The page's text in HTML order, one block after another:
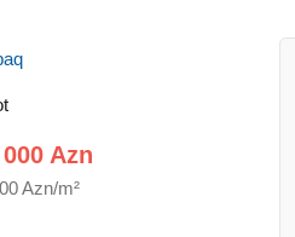
Azn
Azn/m²